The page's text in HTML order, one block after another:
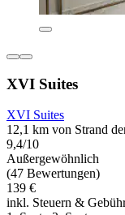
XVI Suites
XVI Suites
12,1 km von Strand
9,4/10
Außergewöhnlich
(47 Bewertungen)
139 €
inkl. Steuern &